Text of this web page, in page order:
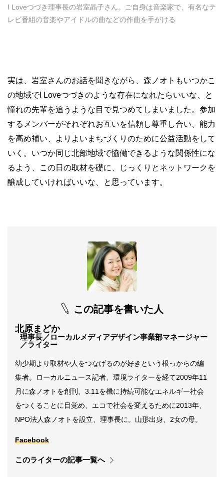
I Loveつづき理事長の岩室晶子さん。ご自身は音楽家で、有名なテ
レビ番組の音楽やアイドルの曲などの作曲を手がける
実は、岩室さんのお話を聞きながら、森ノオトもいつかこ
の地域でI Loveつづきのような存在になれたらいいな、と
憧れの先輩を追うような目で見つめてしまいました。参加
するメンバーがそれぞれお互いを信頼し尊重し合い、能力
を高め補い、よりよいまちづくりのために公益活動をして
いく。いつか同じ北部地域で協働できるような関係性にな
るよう、この日の取材を礎に、じっくりとネットワークを
醸成していければいいな、と思っています。
この記事を書いた人
北原まどか
理事長／ローカルメディアデザイン事業部マネージャー
／ライター
幼少期より取材や人をつなげるのが好きという根っからの編
集者。ローカルニュース記者、環境ライターを経て2009年11
月に森ノオトを創刊、3.11を機に持続可能なエネルギー社会
をつくることに目覚め、エコで社会を変えるために2013年、
NPO法人森ノオトを設立、理事長に。山形出身、2女の母。
Facebook
このライターの記事一覧へ